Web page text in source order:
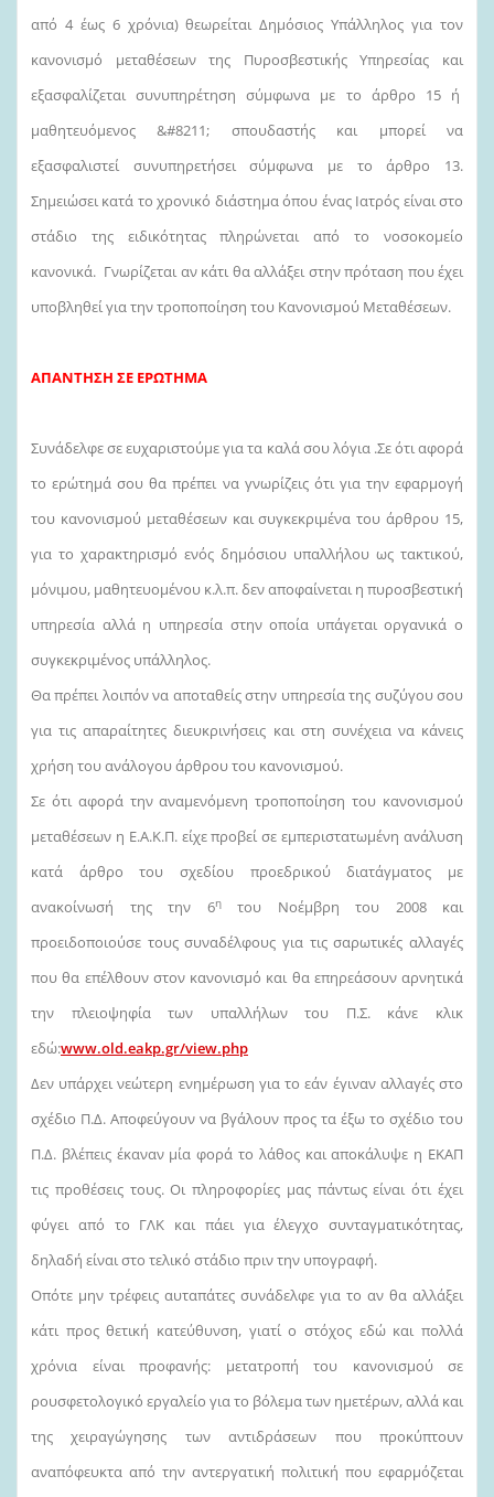
από 4 έως 6 χρόνια) θεωρείται Δημόσιος Υπάλληλος για τον
κανονισμό μεταθέσεων της Πυροσβεστικής Υπηρεσίας και
εξασφαλίζεται συνυπηρέτηση σύμφωνα με το άρθρο 15 ή
μαθητευόμενος &#8211; σπουδαστής και μπορεί να
εξασφαλιστεί συνυπηρετήσει σύμφωνα με το άρθρο 13.
Σημειώσει κατά το χρονικό διάστημα όπου ένας Ιατρός είναι στο
στάδιο της ειδικότητας πληρώνεται από το νοσοκομείο
κανονικά. Γνωρίζεται αν κάτι θα αλλάξει στην πρόταση που έχει
υποβληθεί για την τροποποίηση του Κανονισμού Μεταθέσεων.
ΑΠΑΝΤΗΣΗ ΣΕ ΕΡΩΤΗΜΑ
Συνάδελφε σε ευχαριστούμε για τα καλά σου λόγια .Σε ότι αφορά
το ερώτημά σου θα πρέπει να γνωρίζεις ότι για την εφαρμογή
του κανονισμού μεταθέσεων και συγκεκριμένα του άρθρου 15,
για το χαρακτηρισμό ενός δημόσιου υπαλλήλου ως τακτικού,
μόνιμου, μαθητευομένου κ.λ.π. δεν αποφαίνεται η πυροσβεστική
υπηρεσία αλλά η υπηρεσία στην οποία υπάγεται οργανικά ο
συγκεκριμένος υπάλληλος.
Θα πρέπει λοιπόν να αποταθείς στην υπηρεσία της συζύγου σου
για τις απαραίτητες διευκρινήσεις και στη συνέχεια να κάνεις
χρήση του ανάλογου άρθρου του κανονισμού.
Σε ότι αφορά την αναμενόμενη τροποποίηση του κανονισμού
μεταθέσεων η Ε.Α.Κ.Π. είχε προβεί σε εμπεριστατωμένη ανάλυση
κατά άρθρο του σχεδίου προεδρικού διατάγματος με
ανακοίνωσή της την 6ητου Νοέμβρη του 2008 και
προειδοποιούσε τους συναδέλφους για τις σαρωτικές αλλαγές
που θα επέλθουν στον κανονισμό και θα επηρεάσουν αρνητικά
την πλειοψηφία των υπαλλήλων του Π.Σ. κάνε κλικ
εδώ:www.old.eakp.gr/view.php
Δεν υπάρχει νεώτερη ενημέρωση για το εάν έγιναν αλλαγές στο
σχέδιο Π.Δ. Αποφεύγουν να βγάλουν προς τα έξω το σχέδιο του
Π.Δ. βλέπεις έκαναν μία φορά το λάθος και αποκάλυψε η ΕΚΑΠ
τις προθέσεις τους. Οι πληροφορίες μας πάντως είναι ότι έχει
φύγει από το ΓΛΚ και πάει για έλεγχο συνταγματικότητας,
δηλαδή είναι στο τελικό στάδιο πριν την υπογραφή.
Οπότε μην τρέφεις αυταπάτες συνάδελφε για το αν θα αλλάξει
κάτι προς θετική κατεύθυνση, γιατί ο στόχος εδώ και πολλά
χρόνια είναι προφανής: μετατροπή του κανονισμού σε
ρουσφετολογικό εργαλείο για το βόλεμα των ημετέρων, αλλά και
της χειραγώγησης των αντιδράσεων που προκύπτουν
αναπόφευκτα από την αντεργατική πολιτική που εφαρμόζεται